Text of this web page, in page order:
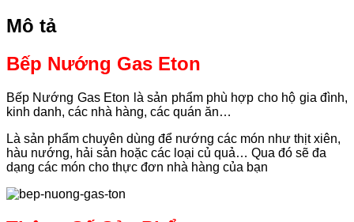
Mô tả
Bếp Nướng Gas Eton
Bếp Nướng Gas Eton là sản phẩm phù hợp cho hộ gia đình,
kinh danh, các nhà hàng, các quán ăn…
Là sản phẩm chuyên dùng để nướng các món như thịt xiên,
hàu nướng, hải sản hoặc các loại củ quả… Qua đó sẽ đa
dạng các món cho thực đơn nhà hàng của bạn